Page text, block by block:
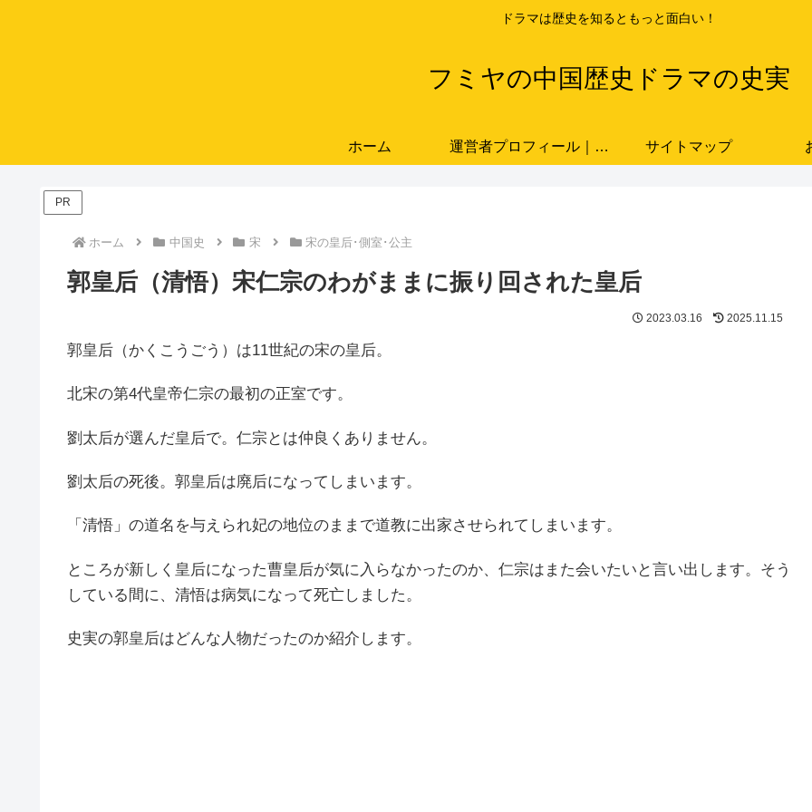
ドラマは歴史を知るともっと面白い！
フミヤの中国歴史ドラマの史実
ホーム 運営者プロフィール｜ドラマと史実をつなぐ歴史ブロガー「フミヤ」 サイトマップ
PR
ホーム 中国史 宋 宋の皇后･側室･公主
郭皇后（清悟）宋仁宗のわがままに振り回された皇后
2023.03.16 2025.11.15
郭皇后（かくこうごう）は11世紀の宋の皇后。
北宋の第4代皇帝仁宗の最初の正室です。
劉太后が選んだ皇后で。仁宗とは仲良くありません。
劉太后の死後。郭皇后は廃后になってしまいます。
「清悟」の道名を与えられ妃の地位のままで道教に出家させられてしまいます。
ところが新しく皇后になった曹皇后が気に入らなかったのか、仁宗はまた会いたいと言い出します。そう
している間に、清悟は病気になって死亡しました。
史実の郭皇后はどんな人物だったのか紹介します。